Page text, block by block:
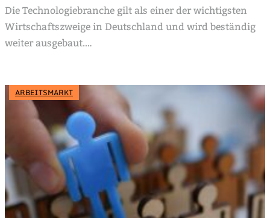
Die Technologiebranche gilt als einer der wichtigsten
Wirtschaftszweige in Deutschland und wird beständig
weiter ausgebaut.…
ARBEITSMARKT